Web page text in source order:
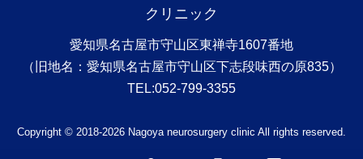
クリニック
愛知県名古屋市守山区東禅寺1607番地
（旧地名：愛知県名古屋市守山区下志段味西の原835）
TEL:052-799-3355
Copyright © 2018-2026 Nagoya neurosurgery clinic All rights reserved.